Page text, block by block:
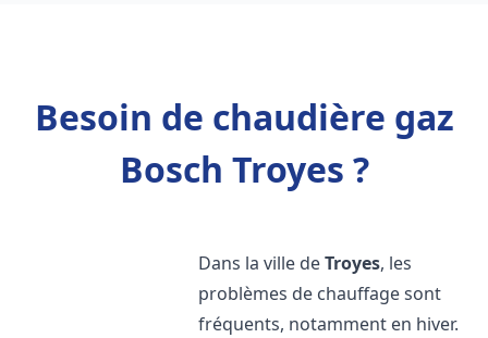
Besoin de chaudière gaz
Bosch Troyes ?
Dans la ville deTroyes, les
problèmes de chauffage sont
fréquents, notamment en hiver.